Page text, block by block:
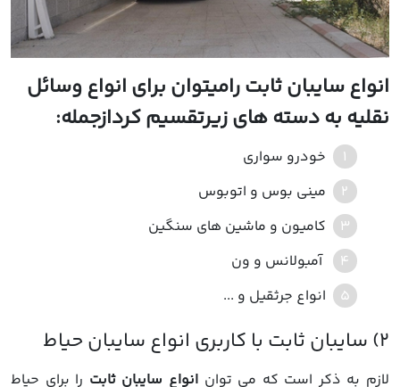
انواع سایبان ثابت رامیتوان برای انواع وسائل
نقلیه به دسته های زیرتقسیم کردازجمله:
خودرو سواری
مینی بوس و اتوبوس
کامیون و ماشین های سنگین
آمبولانس و ون
انواع جرثقیل و ...
لازم به ذکر است که می توانانواع سایبان ثابت را برای حیاط